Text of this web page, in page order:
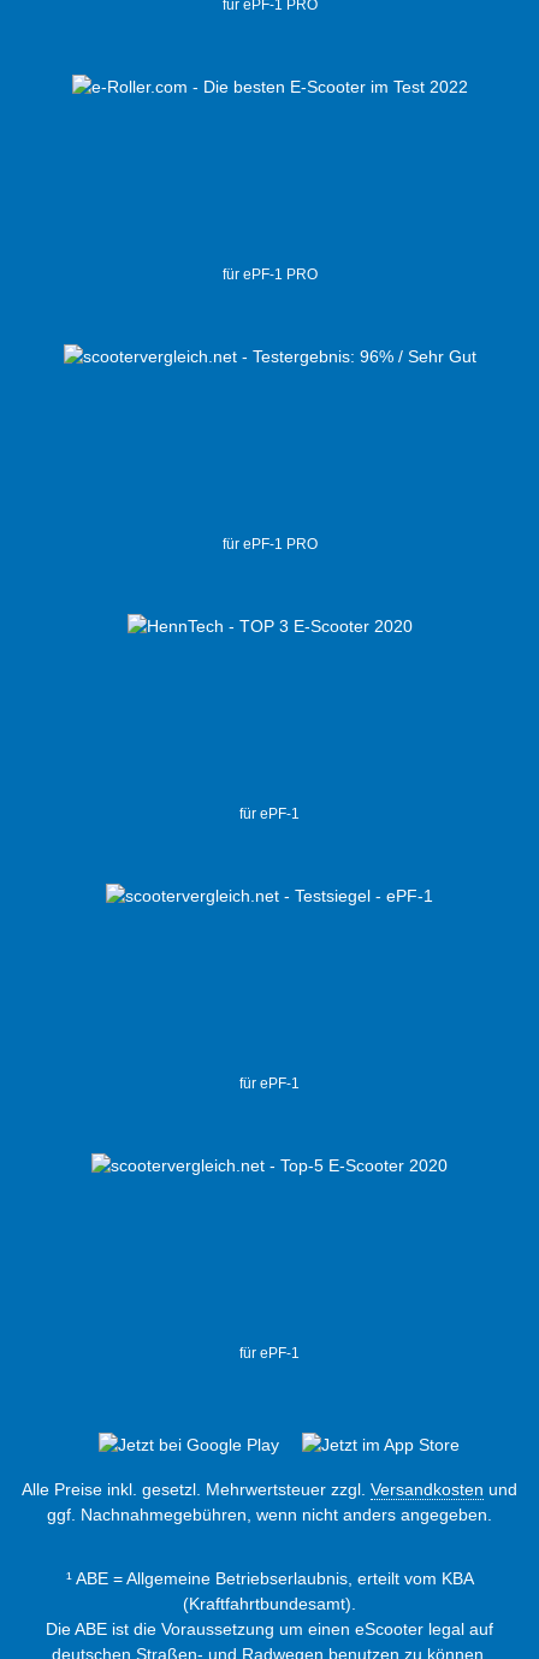
für ePF-1 PRO
für ePF-1 PRO
für ePF-1 PRO
für ePF-1
für ePF-1
für ePF-1
Alle Preise inkl. gesetzl. Mehrwertsteuer zzgl. Versandkosten und
ggf. Nachnahmegebühren, wenn nicht anders angegeben.
¹ ABE = Allgemeine Betriebserlaubnis, erteilt vom KBA
(Kraftfahrtbundesamt).
Die ABE ist die Voraussetzung um einen eScooter legal auf
deutschen Straßen- und Radwegen benutzen zu können.